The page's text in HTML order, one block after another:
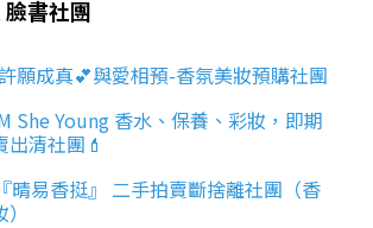
書社團
願成真💕與愛相預-香氛美妝預購社團
She Young 香水、保養、彩妝，即期
清社團💄
晴易香挺』 二手拍賣斷捨離社團（香